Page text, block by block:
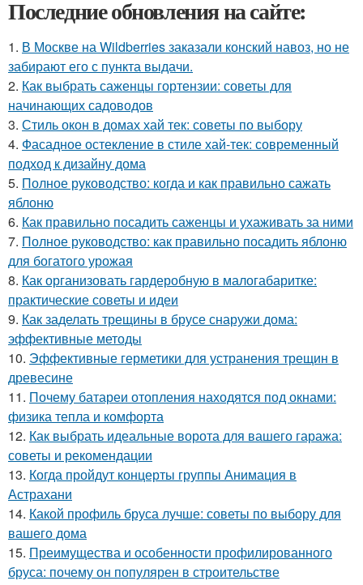
Последние обновления на сайте:
1. В Москве на Wildberries заказали конский навоз, но не
забирают его с пункта выдачи.
2. Как выбрать саженцы гортензии: советы для
начинающих садоводов
3. Стиль окон в домах хай тек: советы по выбору
4. Фасадное остекление в стиле хай-тек: современный
подход к дизайну дома
5. Полное руководство: когда и как правильно сажать
яблоню
6. Как правильно посадить саженцы и ухаживать за ними
7. Полное руководство: как правильно посадить яблоню
для богатого урожая
8. Как организовать гардеробную в малогабаритке:
практические советы и идеи
9. Как заделать трещины в брусе снаружи дома:
эффективные методы
10. Эффективные герметики для устранения трещин в
древесине
11. Почему батареи отопления находятся под окнами:
физика тепла и комфорта
12. Как выбрать идеальные ворота для вашего гаража:
советы и рекомендации
13. Когда пройдут концерты группы Анимация в
Астрахани
14. Какой профиль бруса лучше: советы по выбору для
вашего дома
15. Преимущества и особенности профилированного
бруса: почему он популярен в строительстве